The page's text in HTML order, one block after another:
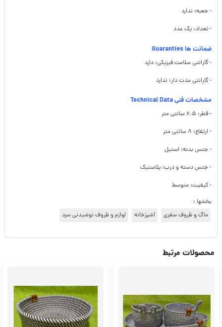
- جعبه: ندارد
- تعداد: یک عدد
ضمانت ها Guaranties
- گارانتی سلامت فیزیکی: دارد
- گارانتی مدت دار: ندارد
مشخصات فنی Technical Data
- قطر: ۶.۵ سانتی متر
- ارتفاع: ۸ سانتی متر
- جنس بدنه: استیل
- جنس دسته و درب: پلاستیک
- کیفیت: متوسط
بخشها :
ماگ و ظروف سفری
آشپزخانه لوازم و ظروف نوشیدنی سرد
محصولات مرتبط